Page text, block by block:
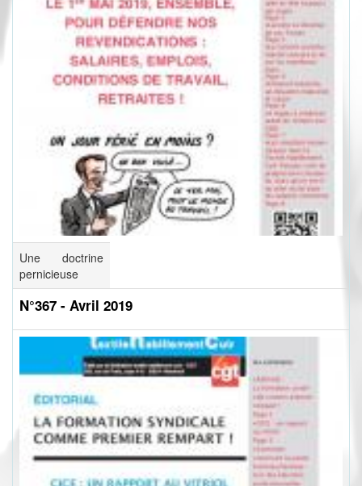
Une doctrine
pernicieuse
N°367 - Avril 2019